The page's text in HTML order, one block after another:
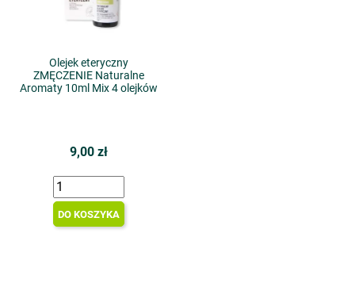
Olejek eteryczny
ZMĘCZENIE Naturalne
Aromaty 10ml Mix 4 olejków
9,00 zł
DO KOSZYKA